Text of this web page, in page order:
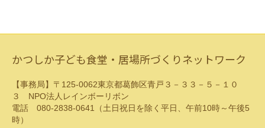
かつしか子ども食堂・居場所づくりネットワーク
【事務局】〒125-0062東京都葛飾区青戸３－３３－５－１０
３ NPO法人レインボーリボン
電話 080-2838-0641（土日祝日を除く平日、午前10時～午後5
時）